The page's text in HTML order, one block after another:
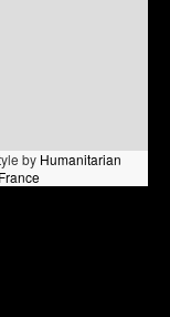
by Humanitarian